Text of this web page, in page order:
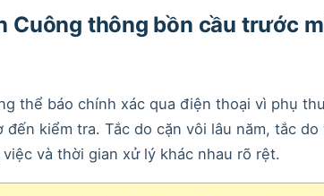
Cuông thông bồn cầu trước
thể báo chính xác qua điện thoại vì phụ
kiểm tra. Tắc do cặn vôi lâu năm, tắc
và thời gian xử lý khác nhau rõ rệt.